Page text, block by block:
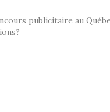
publicitaire au